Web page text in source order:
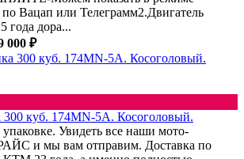
Вацап или Телеграмм2.Двигатель
года дора...
000 ₽
куб. 174MN-5A. Косоголовый.
Увидеть все наши мото-
и мы вам отправим. Доставка по